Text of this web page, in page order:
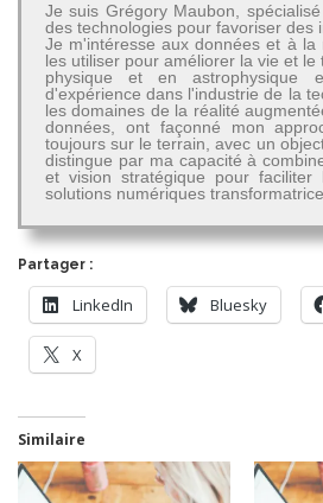
Je suis Grégory Maubon, spécialisé
des technologies pour favoriser des
Je m'intéresse aux données et à la
les utiliser pour améliorer la vie et le
physique et en astrophysique
d'expérience dans l'industrie de la
les domaines de la réalité
données, ont façonné mon
toujours sur le terrain, avec un
distingue par ma capacité à
et vision stratégique pour faciliter
solutions numériques
Partager :
LinkedIn Bluesky
X
Similaire